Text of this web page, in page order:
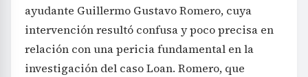
ayudante Guillermo Gustavo Romero, cuya
intervención resultó confusa y poco precisa en
relación con una pericia fundamental en la
investigación del caso Loan. Romero, que